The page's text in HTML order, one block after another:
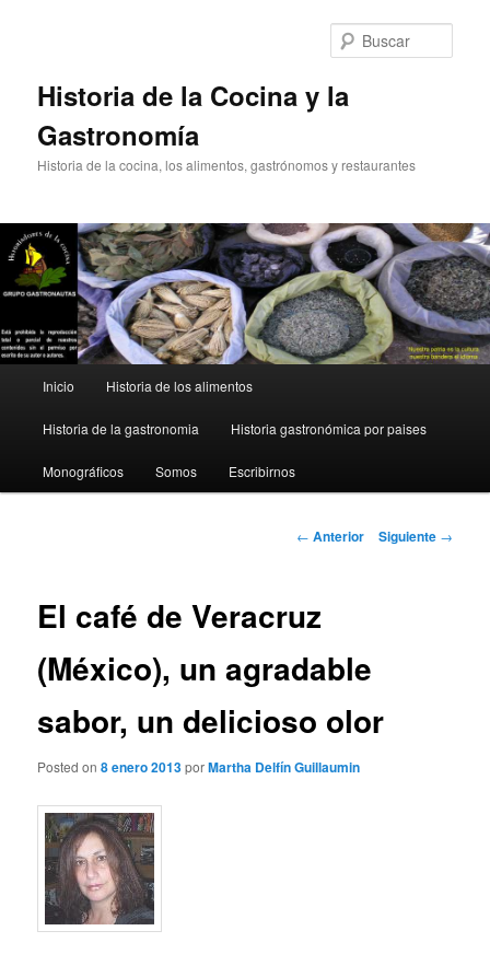
Historia de la Cocina y la
Gastronomía
Historia de la cocina, los alimentos, gastrónomos y restaurantes
principal
Inicio Historia de los alimentos
Historia de la gastronomia Historia gastronómica por paises
Monográficos Somos Escribirnos
Navegación
← Anterior Siguiente →
El café de Veracruz
(México), un agradable
sabor, un delicioso olor
Posted on8 enero 2013porMartha Delfín Guillaumin